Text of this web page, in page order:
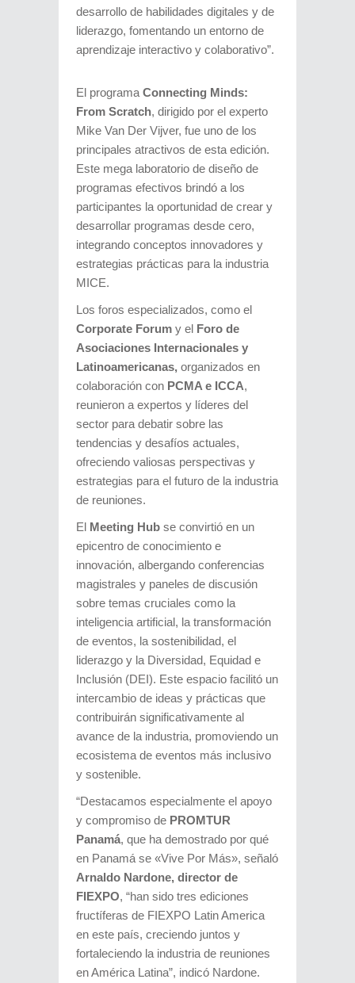
desarrollo de habilidades digitales y de
liderazgo, fomentando un entorno de
aprendizaje interactivo y colaborativo”.
El programaConnecting Minds:
From Scratch, dirigido por el experto
Mike Van Der Vijver, fue uno de los
principales atractivos de esta edición.
Este mega laboratorio de diseño de
programas efectivos brindó a los
participantes la oportunidad de crear y
desarrollar programas desde cero,
integrando conceptos innovadores y
estrategias prácticas para la industria
MICE.
Los foros especializados, como el
Corporate Forum y el Foro de
Asociaciones Internacionales y
Latinoamericanas, organizados en
colaboración con PCMA e ICCA,
reunieron a expertos y líderes del
sector para debatir sobre las
tendencias y desafíos actuales,
ofreciendo valiosas perspectivas y
estrategias para el futuro de la industria
de reuniones.
El Meeting Hub se convirtió en un
epicentro de conocimiento e
innovación, albergando conferencias
magistrales y paneles de discusión
sobre temas cruciales como la
inteligencia artificial, la transformación
de eventos, la sostenibilidad, el
liderazgo y la Diversidad, Equidad e
Inclusión (DEI). Este espacio facilitó un
intercambio de ideas y prácticas que
contribuirán significativamente al
avance de la industria, promoviendo un
ecosistema de eventos más inclusivo
y sostenible.
“Destacamos especialmente el apoyo
y compromiso de PROMTUR
Panamá, que ha demostrado por qué
en Panamá se «Vive Por Más», señaló
Arnaldo Nardone, director de
FIEXPO, “han sido tres ediciones
fructíferas de FIEXPO Latin America
en este país, creciendo juntos y
fortaleciendo la industria de reuniones
en América Latina”, indicó Nardone.